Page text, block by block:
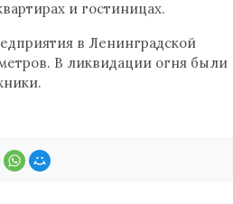
и гостиницах.
в Ленинградской
В ликвидации огня были